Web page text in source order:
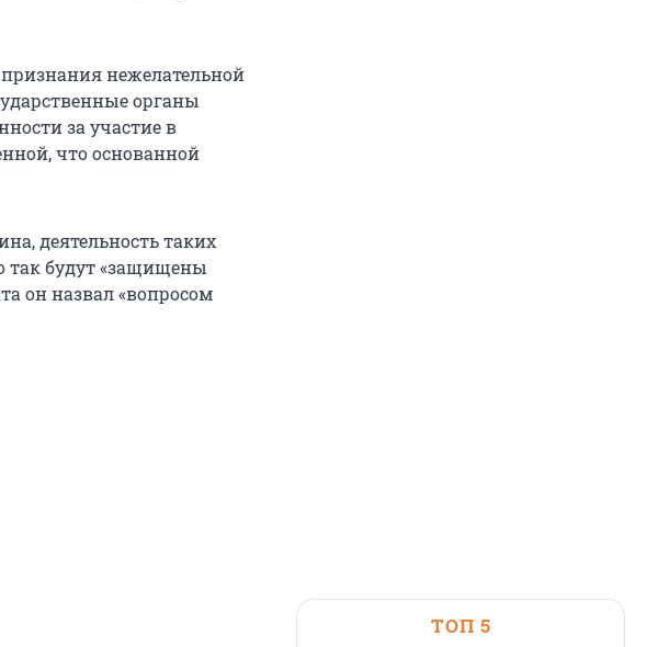
нежелательной
органы
за участие в
что основанной
деятельность таких
так будут «защищены
он назвал «вопросом
ТОП 5